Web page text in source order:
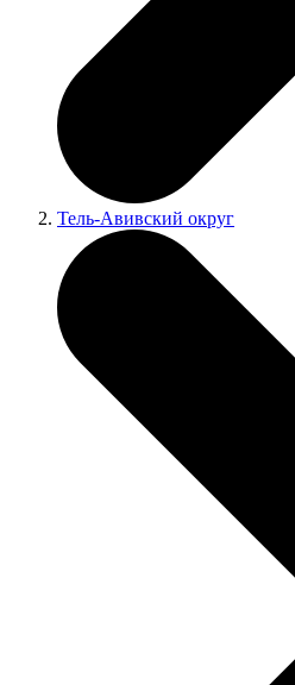
Тель-Авивский округ